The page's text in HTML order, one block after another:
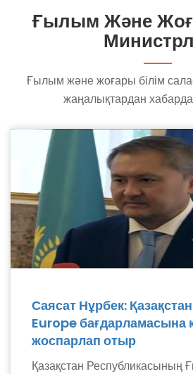
Ғылым Және
Ғылым және жоғары білім
жаңалықтардан
Саясат Нұрбек:
Europe бағдарламасына
жоспарлап отыр
Қазақстан Республикасының